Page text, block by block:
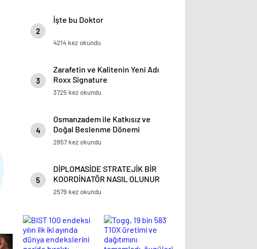
2
İşte bu Doktor
4214 kez okundu
3
Zarafetin ve Kalitenin Yeni Adı
Roxx Signature
3725 kez okundu
4
Osmanzadem ile Katkısız ve
Doğal Beslenme Dönemi
2857 kez okundu
5
DİPLOMASİDE STRATEJİK BİR
KOORDİNATÖR NASIL OLUNUR
2579 kez okundu